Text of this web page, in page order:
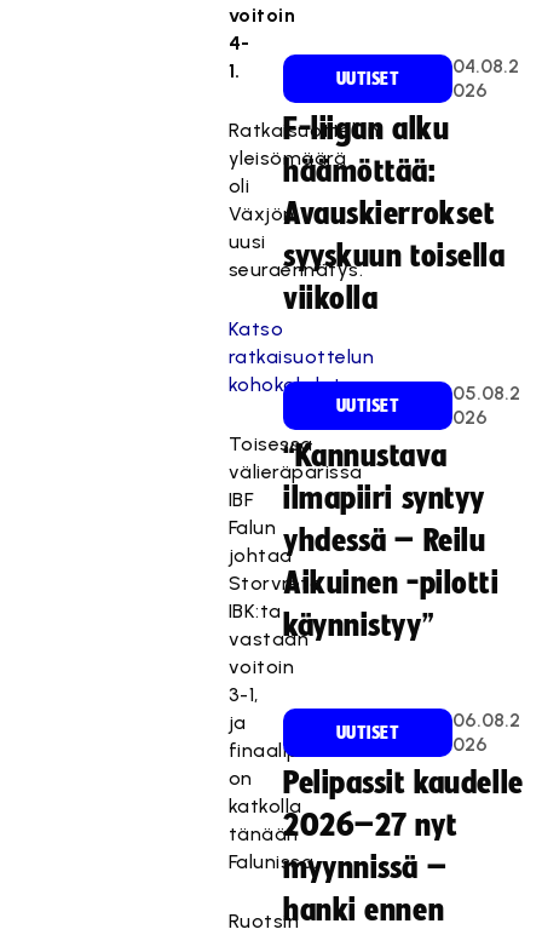
voitoin
4-
1.
Ratkaisuottelun
yleisömäärä
oli
Växjön
uusi
seuraennätys.
Katso
ratkaisuottelun
kohokohdat
Toisessa
välieräparissa
IBF
Falun
johtaa
Storvreta
IBK:ta
vastaan
voitoin
3-1,
ja
finaalipaikka
on
katkolla
tänään
Falunissa.
Ruotsin
UUTISET
04.08.2
026
F-liigan alku
häämöttää:
Avauskierrokset
syyskuun toisella
viikolla
UUTISET
05.08.2
026
“Kannustava
ilmapiiri syntyy
yhdessä – Reilu
Aikuinen -pilotti
käynnistyy”
UUTISET
06.08.2
026
Pelipassit kaudelle
2026–27 nyt
myynnissä –
hanki ennen